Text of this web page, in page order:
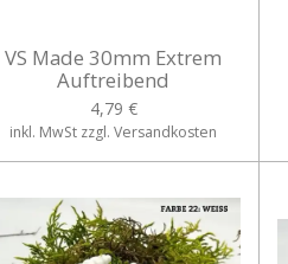
VS Made 30mm Extrem
Auftreibend
4,79 €
inkl. MwSt zzgl. Versandkosten